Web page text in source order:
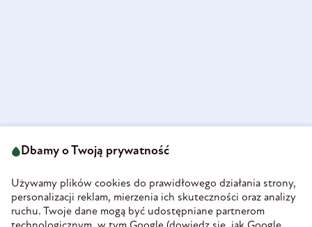
58-160 Świebodzice
REGON 890213034
INFORMACJE
Dbamy o Twoją prywatność
Używamy plików cookies do prawidłowego działania strony,
personalizacji reklam, mierzenia ich skuteczności oraz analizy
ruchu. Twoje dane mogą być udostępniane partnerom